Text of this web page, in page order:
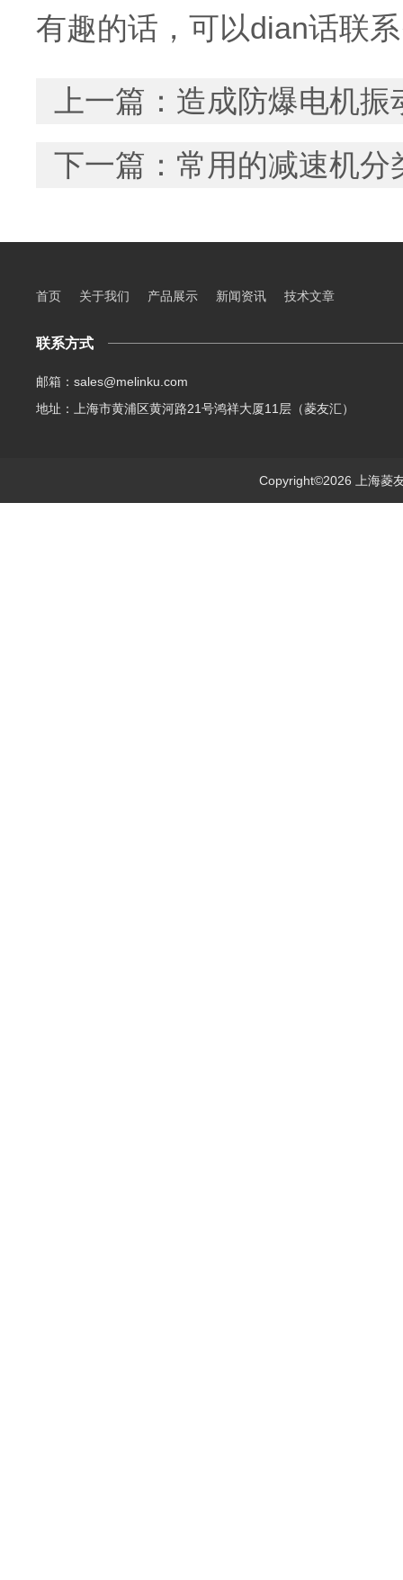
有趣的话，可以dian话联
上一篇： 造成防爆电机振
下一篇： 常用的减速机分
首页 关于我们 产品展示 新闻资讯 技术文章
联系方式
邮箱：sales@melinku.com
地址：上海市黄浦区黄河路21号鸿祥大厦11层（菱友汇）
Copyright©2026 上海菱